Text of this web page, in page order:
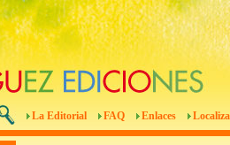
La Editorial FAQ Enlaces